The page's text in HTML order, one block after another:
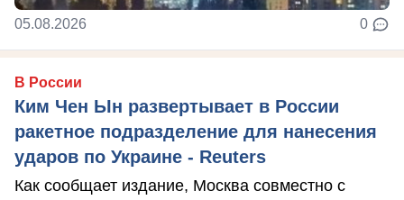
05.08.2026 0
В России
Ким Чен Ын развертывает в России
ракетное подразделение для нанесения
ударов по Украине - Reuters
Как сообщает издание, Москва совместно с